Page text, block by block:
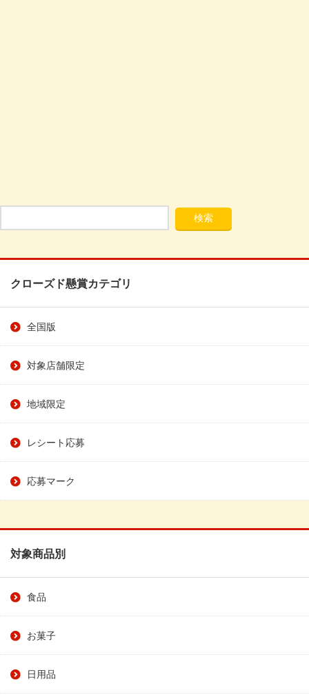
クローズド懸賞カテゴリ
全国版
対象店舗限定
地域限定
レシート応募
応募マーク
対象商品別
食品
お菓子
日用品